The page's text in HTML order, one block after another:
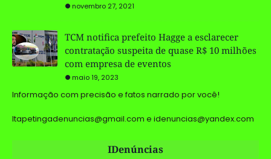
novembro 27, 2021
TCM notifica prefeito Hagge a esclarecer
contratação suspeita de quase R$ 10 milhões
com empresa de eventos
maio 19, 2023
Informação com precisão e fatos narrado por você!
Itapetingadenuncias@gmail.com e idenuncias@yandex.com
IDenúncias